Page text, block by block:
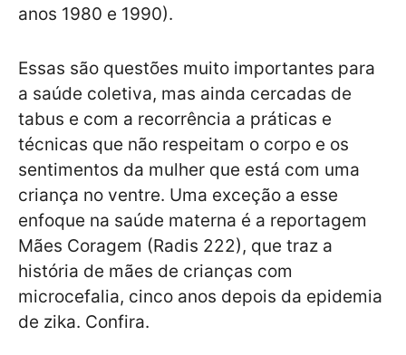
anos 1980 e 1990).
Essas são questões muito importantes para
a saúde coletiva, mas ainda cercadas de
tabus e com a recorrência a práticas e
técnicas que não respeitam o corpo e os
sentimentos da mulher que está com uma
criança no ventre. Uma exceção a esse
enfoque na saúde materna é a reportagem
Mães Coragem (Radis 222), que traz a
história de mães de crianças com
microcefalia, cinco anos depois da epidemia
de zika. Confira.